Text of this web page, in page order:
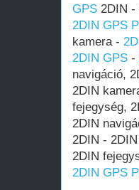
GPS 2DIN -
2DIN GPS
kamera -
2DIN GPS -
navigáció,
2DIN
fejegység,
2DIN
2DIN -
2DIN
2DIN GPS